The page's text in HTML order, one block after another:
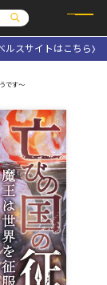
報室
こちら
ルスサイトはこちら
です～